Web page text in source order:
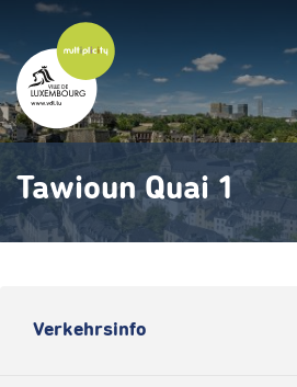
Hauptinhalt
gehen
Tawioun Quai 1
Verkehrsinfo